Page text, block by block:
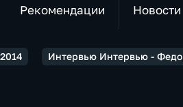
Рекомендации Новости
2014 Интервью Интервью -